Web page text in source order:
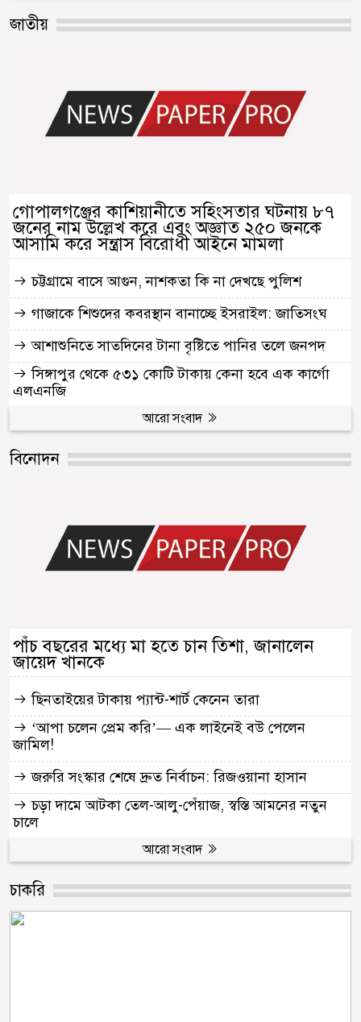
জাতীয়
গোপালগঞ্জের কাশিয়ানীতে সহিংসতার ঘটনায় ৮৭
জনের নাম উল্লেখ করে এবং অজ্ঞাত ২৫০ জনকে
আসামি করে সন্ত্রাস বিরোধী আইনে মামলা
চট্টগ্রামে বাসে আগুন, নাশকতা কি না দেখছে পুলিশ
গাজাকে শিশুদের কবরস্থান বানাচ্ছে ইসরাইল: জাতিসংঘ
আশাশুনিতে সাতদিনের টানা বৃষ্টিতে পানির তলে জনপদ
সিঙ্গাপুর থেকে ৫৩১ কোটি টাকায় কেনা হবে এক কার্গো
এলএনজি
আরো সংবাদ
বিনোদন
পাঁচ বছরের মধ্যে মা হতে চান তিশা, জানালেন
জায়েদ খানকে
ছিনতাইয়ের টাকায় প্যান্ট-শার্ট কেনেন তারা
‘আপা চলেন প্রেম করি’— এক লাইনেই বউ পেলেন
জামিল!
জরুরি সংস্কার শেষে দ্রুত নির্বাচন: রিজওয়ানা হাসান
চড়া দামে আটকা তেল-আলু-পেঁয়াজ, স্বস্তি আমনের নতুন
চালে
আরো সংবাদ
চাকরি